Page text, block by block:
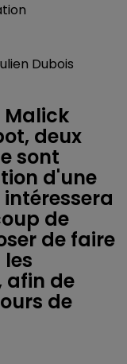
Dubois
Malick
deux
sont
d'une
de
de faire
afin de
de